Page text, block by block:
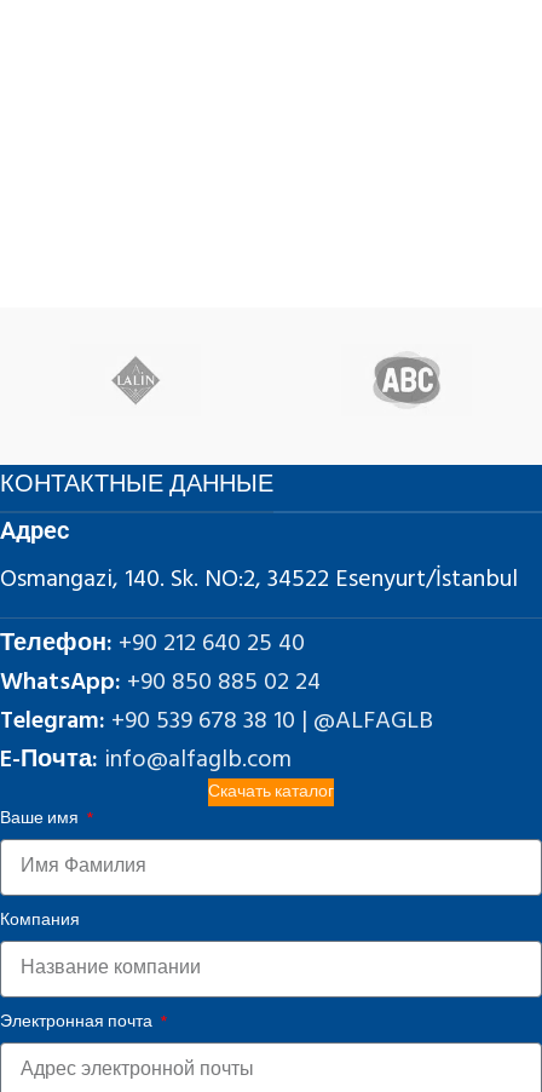
КОНТАКТНЫЕ ДАННЫЕ
Адрес
Osmangazi, 140. Sk. NO:2, 34522 Esenyurt/İstanbul
Телефон: +90 212 640 25 40
WhatsApp: +90 850 885 02 24
Telegram: +90 539 678 38 10 | @ALFAGLB
E-Почта: info@alfaglb.com
Скачать каталог
Ваше имя
Компания
Электронная почта